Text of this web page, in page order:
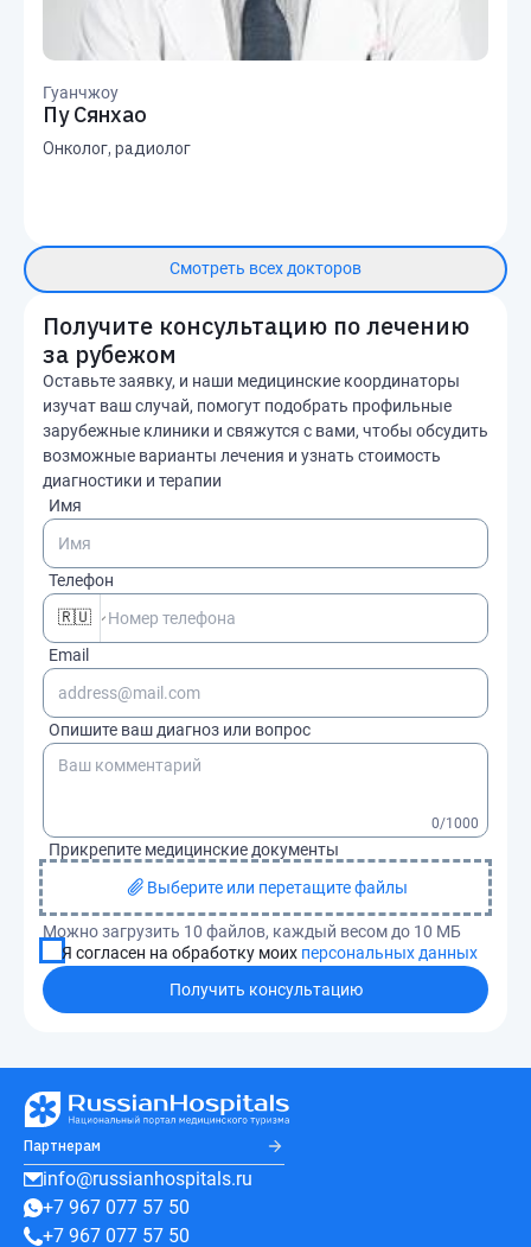
Гуанчжоу
Пу Сянхао
Онколог, радиолог
Смотреть всех докторов
Получите консультацию по лечению
за рубежом
Оставьте заявку, и наши медицинские координаторы
изучат ваш случай, помогут подобрать профильные
зарубежные клиники и свяжутся с вами, чтобы обсудить
возможные варианты лечения и узнать стоимость
диагностики и терапии
Имя
Телефон
🇷🇺
Email
Опишите ваш диагноз или вопрос
0/1000
Прикрепите медицинские документы
Выберите или перетащите файлы
Можно загрузить 10 файлов, каждый весом до 10 МБ
Я согласен на обработку моих персональных данных
Получить консультацию
Партнерам
info@russianhospitals.ru
+7 967 077 57 50
+7 967 077 57 50